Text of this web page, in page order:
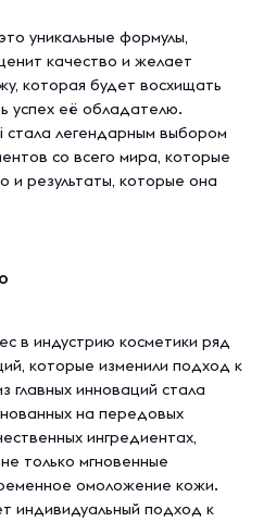
уникальные формулы,
качество и желает
которая будет восхищать
успех её обладателю.
стала легендарным выбором
со всего мира, которые
и результаты, которые она
в индустрию косметики ряд
которые изменили подход к
главных инноваций стала
на передовых
ингредиентах,
только мгновенные
омоложение кожи.
индивидуальный подход к